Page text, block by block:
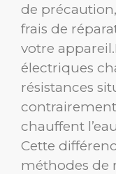
de
frais de
votre
électriques
résistances
chauffent
Cette
méthodes de